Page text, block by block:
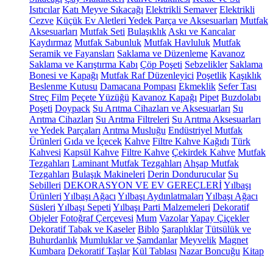
Isıtıcılar Katı Meyve Sıkacağı Elektrikli Semaver Elektrikli
Cezve Küçük Ev Aletleri Yedek Parça ve Aksesuarları Mutfak
Aksesuarları Mutfak Seti Bulaşıklık Askı ve Kancalar
Kaydırmaz Mutfak Sabunluk Mutfak Havluluk Mutfak
Seramik ve Fayansları Saklama ve Düzenleme Kavanoz
Saklama ve Karıştırma Kabı Çöp Poşeti Sebzelikler Saklama
Bonesi ve Kapağı Mutfak Raf Düzenleyici Poşetlik Kaşıklık
Beslenme Kutusu Damacana Pompası Ekmeklik Sefer Tası
Streç Film Peçete Yüzüğü Kavanoz Kapağı Pipet Buzdolabı
Poşeti Doypack Su Arıtma Cihazları ve Aksesuarları Su
Arıtma Cihazları Su Arıtma Filtreleri Su Arıtma Aksesuarları
ve Yedek Parçaları Arıtma Musluğu Endüstriyel Mutfak
Ürünleri Gıda ve İçecek Kahve Filtre Kahve Kağıdı Türk
Kahvesi Kapsül Kahve Filtre Kahve Çekirdek Kahve Mutfak
Tezgahları Laminant Mutfak Tezgahları Ahşap Mutfak
Tezgahları Bulaşık Makineleri Derin Dondurucular Su
Sebilleri DEKORASYON VE EV GEREÇLERİYılbaşı
Ürünleri Yılbaşı Ağacı Yılbaşı Aydınlatmaları Yılbaşı Ağacı
Süsleri Yılbaşı Sepeti Yılbaşı Parti Malzemeleri Dekoratif
Objeler Fotoğraf Çerçevesi Mum VazolarYapay Çiçekler
Dekoratif Tabak ve Kaseler Biblo Şaraplıklar Tütsülük ve
Buhurdanlık Mumluklar ve Şamdanlar Meyvelik Magnet
Kumbara Dekoratif Taşlar Kül Tablası Nazar Boncuğu Kitap